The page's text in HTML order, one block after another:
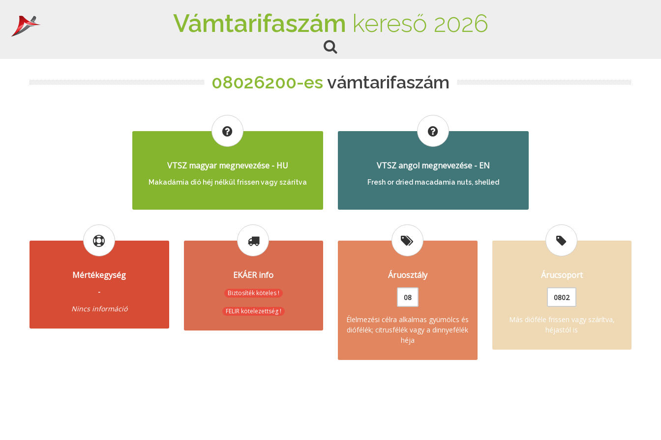
Vámtarifaszám kereső 2026
08026200-es vámtarifaszám
VTSZ magyar megnevezése - HU
Makadámia dió héj nélkül frissen vagy szárítva
VTSZ angol megnevezése - EN
Fresh or dried macadamia nuts, shelled
Mértékegység
-
Nincs információ
EKÁER info
Biztosíték köteles !
FELIR kötelezettség !
Áruosztály
08
Élelmezési célra alkalmas gyümölcs és
diófélék; citrusfélék vagy a dinnyefélék
héja
Árucsoport
0802
Más dióféle frissen vagy szárítva,
héjastól is